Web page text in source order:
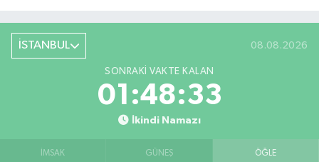
İSTANBUL 08.08.2026
SONRAKI VAKTE KALAN
01:48:31
İkindi Namazı
İMSAK GÜNEŞ ÖĞLE